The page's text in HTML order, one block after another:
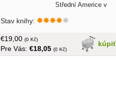
Střední Americe v
Osídlení ze starší doby římské v Kolíně
středodunajské mohylové kultury z
holubic... v češtine, brožovaná, spolu
744 strán, chýba šiesty diel
Stav knihy:
kúpiť
€19,00 (0 Kč)
Pre Vás: €18,05 (0 Kč)